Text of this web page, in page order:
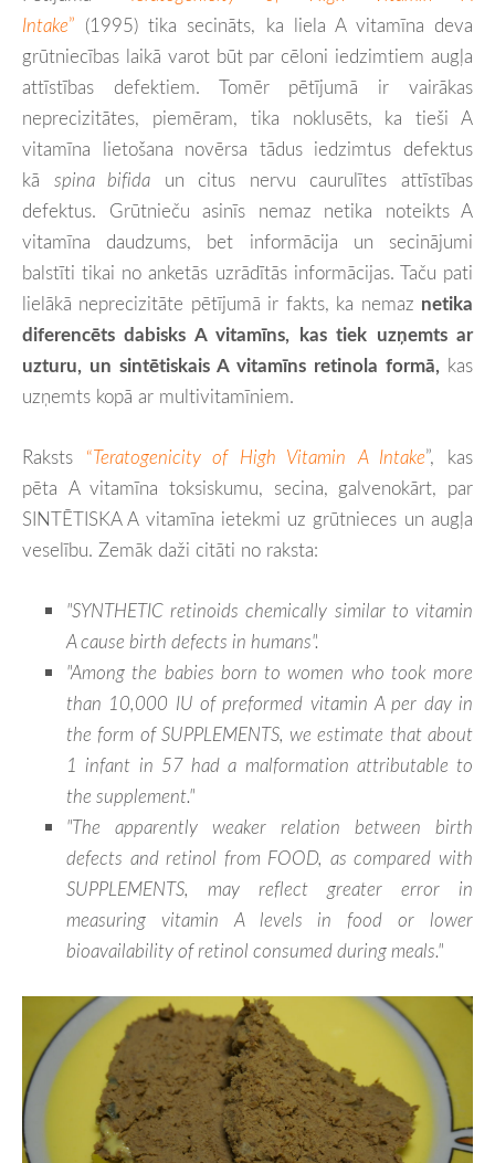
Intake” (1995) tika secināts, ka liela A vitamīna deva
grūtniecības laikā varot būt par cēloni iedzimtiem augļa
attīstības defektiem. Tomēr pētījumā ir vairākas
neprecizitātes, piemēram, tika noklusēts, ka tieši A
vitamīna lietošana novērsa tādus iedzimtus defektus
kā spina bifida un citus nervu caurulītes attīstības
defektus. Grūtnieču asinīs nemaz netika noteikts A
vitamīna daudzums, bet informācija un secinājumi
balstīti tikai no anketās uzrādītās informācijas. Taču pati
lielākā neprecizitāte pētījumā ir fakts, ka nemaz netika
diferencēts dabisks A vitamīns, kas tiek uzņemts ar
uzturu, un sintētiskais A vitamīns retinola formā, kas
uzņemts kopā ar multivitamīniem.
Raksts “Teratogenicity of High Vitamin A Intake”, kas
pēta A vitamīna toksiskumu, secina, galvenokārt, par
SINTĒTISKA A vitamīna ietekmi uz grūtnieces un augļa
veselību. Zemāk daži citāti no raksta:
"SYNTHETIC retinoids chemically similar to vitamin
A cause birth defects in humans".
"Among the babies born to women who took more
than 10,000 IU of preformed vitamin A per day in
the form of SUPPLEMENTS, we estimate that about
1 infant in 57 had a malformation attributable to
the supplement."
"The apparently weaker relation between birth
defects and retinol from FOOD, as compared with
SUPPLEMENTS, may reflect greater error in
measuring vitamin A levels in food or lower
bioavailability of retinol consumed during meals."